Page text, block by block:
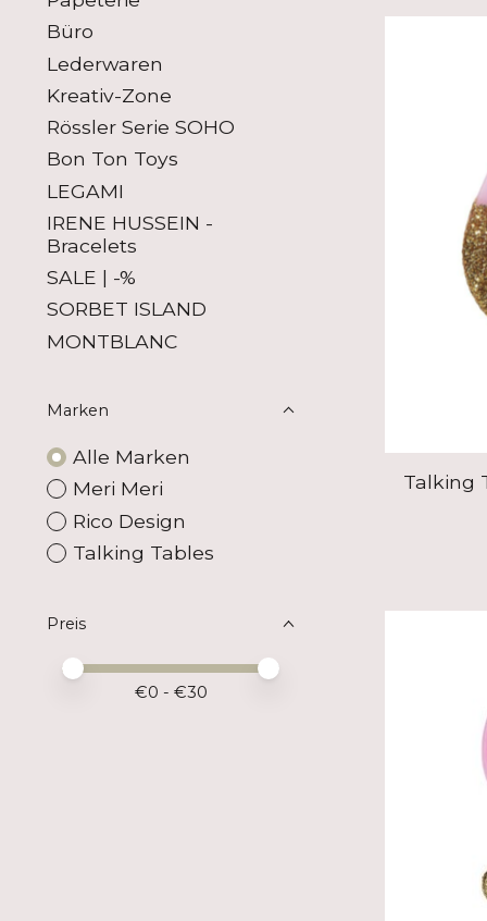
Büro
Lederwaren
Kreativ-Zone
Rössler Serie SOHO
Bon Ton Toys
LEGAMI
IRENE HUSSEIN -
Bracelets
SALE | -%
SORBET ISLAND
MONTBLANC
Marken
Alle Marken
Meri Meri
Rico Design
Talking Tables
Preis
Preis – Mindestwert
Price maximum value
€0 - €30
Talking